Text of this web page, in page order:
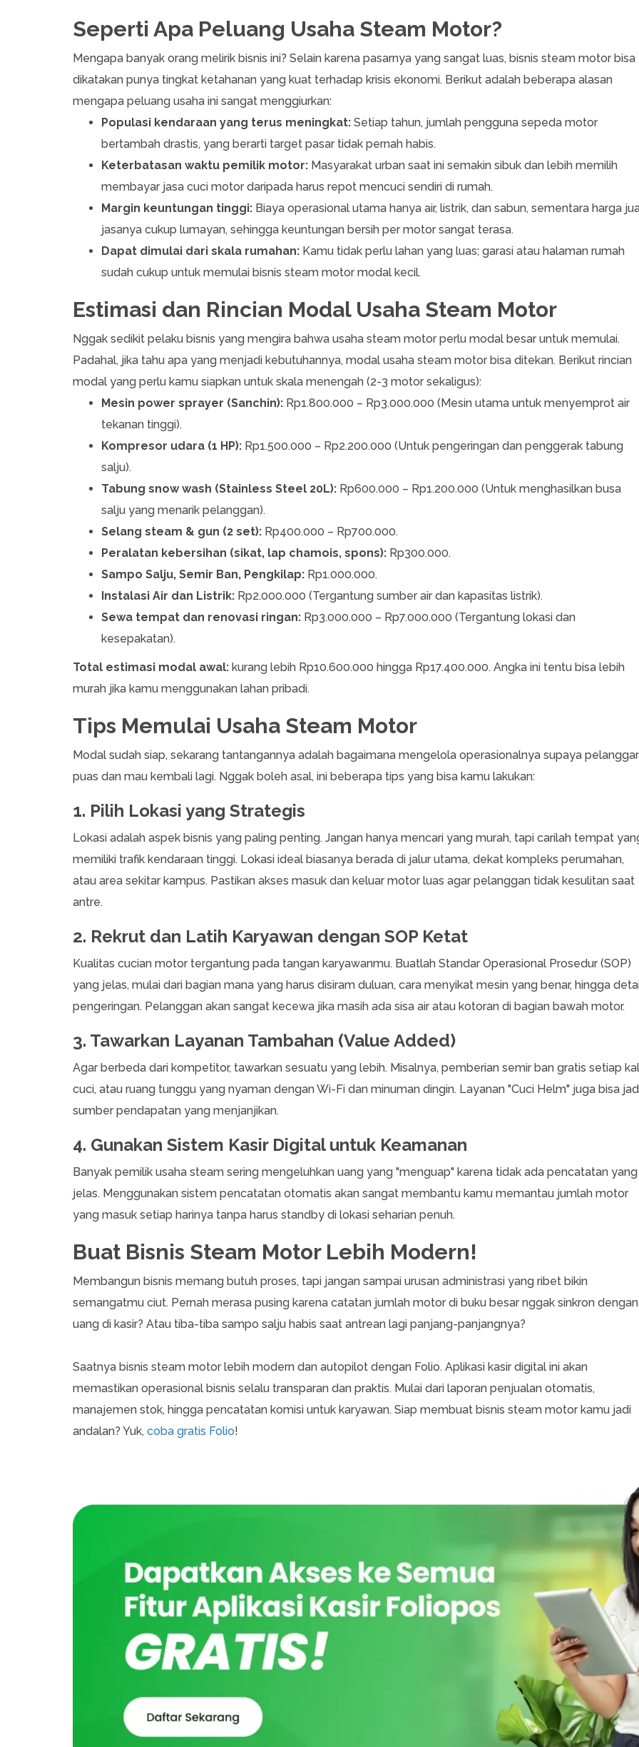
Seperti Apa Peluang Usaha Steam Motor?
Mengapa banyak orang melirik bisnis ini? Selain karena pasarnya yang sangat luas, bisnis steam motor bisa
dikatakan punya tingkat ketahanan yang kuat terhadap krisis ekonomi. Berikut adalah beberapa alasan
mengapa peluang usaha ini sangat menggiurkan:
Populasi kendaraan yang terus meningkat: Setiap tahun, jumlah pengguna sepeda motor
bertambah drastis, yang berarti target pasar tidak pernah habis.
Keterbatasan waktu pemilik motor: Masyarakat urban saat ini semakin sibuk dan lebih memilih
membayar jasa cuci motor daripada harus repot mencuci sendiri di rumah.
Margin keuntungan tinggi: Biaya operasional utama hanya air, listrik, dan sabun, sementara harga
jasanya cukup lumayan, sehingga keuntungan bersih per motor sangat terasa.
Dapat dimulai dari skala rumahan: Kamu tidak perlu lahan yang luas; garasi atau halaman rumah
sudah cukup untuk memulai bisnis steam motor modal kecil.
Estimasi dan Rincian Modal Usaha Steam Motor
Nggak sedikit pelaku bisnis yang mengira bahwa usaha steam motor perlu modal besar untuk memulai.
Padahal, jika tahu apa yang menjadi kebutuhannya, modal usaha steam motor bisa ditekan. Berikut rincian
modal yang perlu kamu siapkan untuk skala menengah (2-3 motor sekaligus):
Mesin power sprayer (Sanchin): Rp1.800.000 – Rp3.000.000 (Mesin utama untuk menyemprot air
tekanan tinggi).
Kompresor udara (1 HP): Rp1.500.000 – Rp2.200.000 (Untuk pengeringan dan penggerak tabung
salju).
Tabung snow wash (Stainless Steel 20L): Rp600.000 – Rp1.200.000 (Untuk menghasilkan busa
salju yang menarik pelanggan).
Selang steam & gun (2 set): Rp400.000 – Rp700.000.
Peralatan kebersihan (sikat, lap chamois, spons): Rp300.000.
Sampo Salju, Semir Ban, Pengkilap: Rp1.000.000.
Instalasi Air dan Listrik: Rp2.000.000 (Tergantung sumber air dan kapasitas listrik).
Sewa tempat dan renovasi ringan: Rp3.000.000 – Rp7.000.000 (Tergantung lokasi dan
kesepakatan).
Total estimasi modal awal: kurang lebih Rp10.600.000 hingga Rp17.400.000. Angka ini tentu bisa lebih
murah jika kamu menggunakan lahan pribadi.
Tips Memulai Usaha Steam Motor
Modal sudah siap, sekarang tantangannya adalah bagaimana mengelola operasionalnya supaya
puas dan mau kembali lagi. Nggak boleh asal, ini beberapa tips yang bisa kamu lakukan:
1. Pilih Lokasi yang Strategis
Lokasi adalah aspek bisnis yang paling penting. Jangan hanya mencari yang murah, tapi carilah tempat
memiliki trafik kendaraan tinggi. Lokasi ideal biasanya berada di jalur utama, dekat kompleks perumahan,
atau area sekitar kampus. Pastikan akses masuk dan keluar motor luas agar pelanggan tidak kesulitan saat
antre.
2. Rekrut dan Latih Karyawan dengan SOP Ketat
Kualitas cucian motor tergantung pada tangan karyawanmu. Buatlah Standar Operasional Prosedur (SOP)
yang jelas, mulai dari bagian mana yang harus disiram duluan, cara menyikat mesin yang benar, hingga
pengeringan. Pelanggan akan sangat kecewa jika masih ada sisa air atau kotoran di bagian bawah motor.
3. Tawarkan Layanan Tambahan (Value Added)
Agar berbeda dari kompetitor, tawarkan sesuatu yang lebih. Misalnya, pemberian semir ban gratis setiap
cuci, atau ruang tunggu yang nyaman dengan Wi-Fi dan minuman dingin. Layanan "Cuci Helm" juga bisa
sumber pendapatan yang menjanjikan.
4. Gunakan Sistem Kasir Digital untuk Keamanan
Banyak pemilik usaha steam sering mengeluhkan uang yang "menguap" karena tidak ada pencatatan yang
jelas. Menggunakan sistem pencatatan otomatis akan sangat membantu kamu memantau jumlah motor
yang masuk setiap harinya tanpa harus standby di lokasi seharian penuh.
Buat Bisnis Steam Motor Lebih Modern!
Membangun bisnis memang butuh proses, tapi jangan sampai urusan administrasi yang ribet bikin
semangatmu ciut. Pernah merasa pusing karena catatan jumlah motor di buku besar nggak sinkron dengan
uang di kasir? Atau tiba-tiba sampo salju habis saat antrean lagi panjang-panjangnya?
Saatnya bisnis steam motor lebih modern dan autopilot dengan Folio. Aplikasi kasir digital ini akan
memastikan operasional bisnis selalu transparan dan praktis. Mulai dari laporan penjualan otomatis,
manajemen stok, hingga pencatatan komisi untuk karyawan. Siap membuat bisnis steam motor kamu jadi
andalan? Yuk, coba gratis Folio!